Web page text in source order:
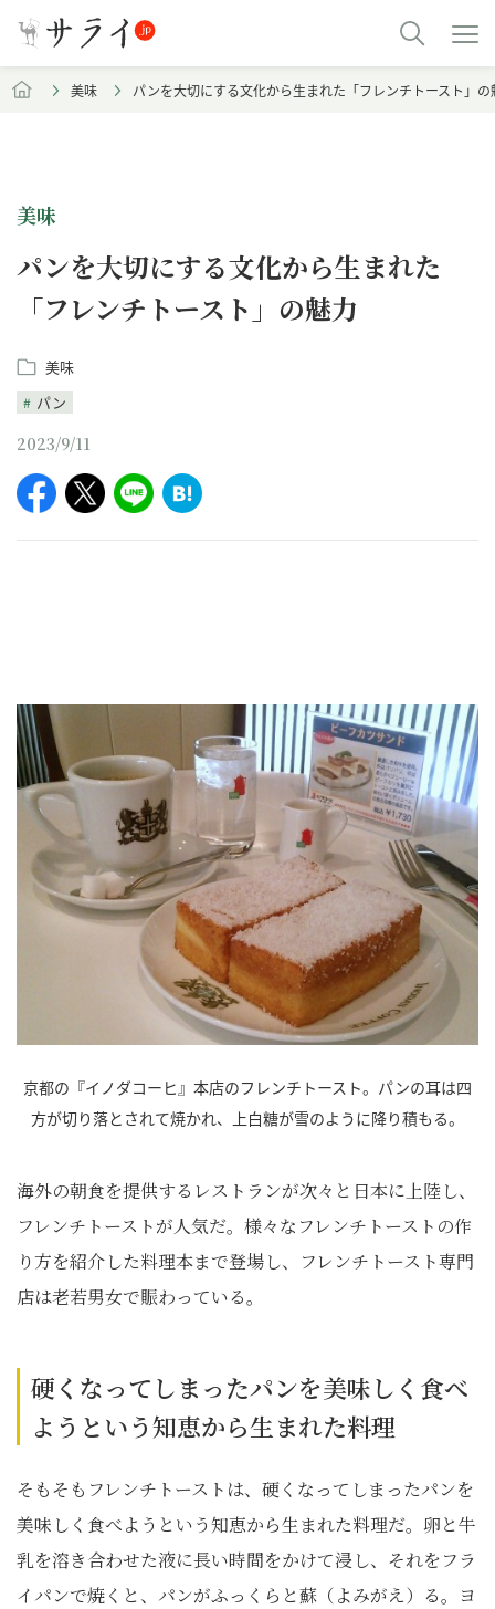
美味 パンを大切にする文化から生まれた「フレンチトースト」の
美味
パンを大切にする文化から生まれた
「フレンチトースト」の魅力
美味
パン
2023/9/11
京都の『イノダコーヒ』本店のフレンチトースト。パンの耳は四
方が切り落とされて焼かれ、上白糖が雪のように降り積もる。
海外の朝食を提供するレストランが次々と日本に上陸し、
フレンチトーストが人気だ。様々なフレンチトーストの作
り方を紹介した料理本まで登場し、フレンチトースト専門
店は老若男女で賑わっている。
硬くなってしまったパンを美味しく食べ
ようという知恵から生まれた料理
そもそもフレンチトーストは、硬くなってしまったパンを
美味しく食べようという知恵から生まれた料理だ。卵と牛
乳を溶き合わせた液に長い時間をかけて浸し、それをフラ
イパンで焼くと、パンがふっくらと蘇（よみがえ）る。ヨ